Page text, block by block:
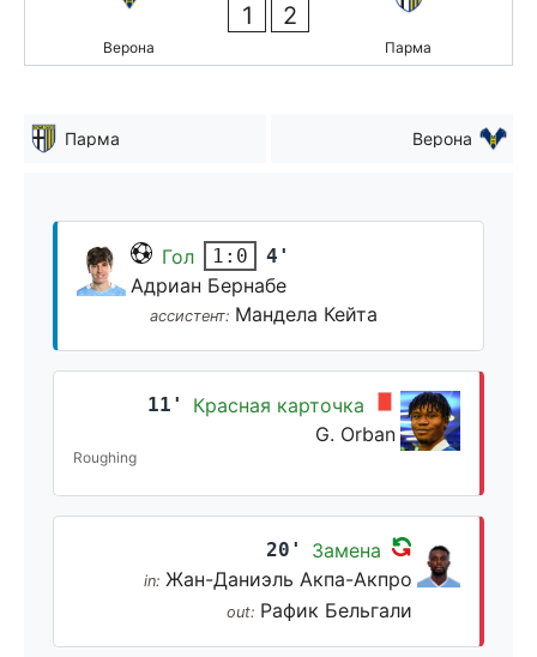
Верона
1 2
Парма
Парма Верона
Гол 1:0 4'
Адриан Бернабе
ассистент: Мандела Кейта
11'
Красная карточка
G. Orban
Roughing
20' Замена
in: Жан-Даниэль Акпа-Акпро
out: Рафик Бельгали